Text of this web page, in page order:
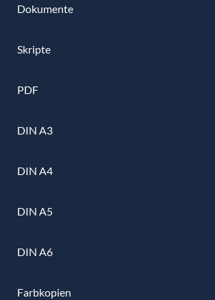
Dokumente
Skripte
PDF
DIN A3
DIN A4
DIN A5
DIN A6
Farbkopien